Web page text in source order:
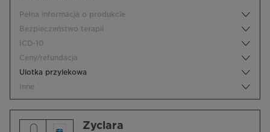
Pełna informacja o produkcie
Bezpieczeństwo terapii
ICD-10
Ceny/refundacja
Ulotka przylekowa
Inne
Zyclara